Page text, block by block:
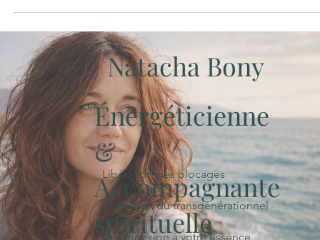
pour renforcer votre protection énergétique et ériger un
bouclier.
Natacha Bony
Énergéticienne
&
Libération des blocages